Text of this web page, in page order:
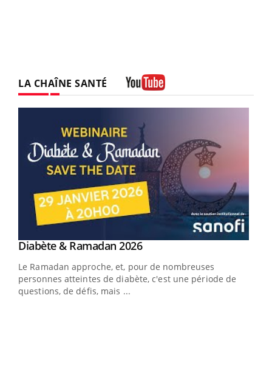
LA CHAÎNE SANTÉ
Youtube
Diabète & Ramadan 2026Youtube
Le Ramadan approche, et, pour de nombreuses
personnes atteintes de diabète, c'est une période de
questions, de défis, mais ...
Youtube
Un « jumeau numérique » pour faciliter l’accès
Un établissement lié à un groupe mutualiste innove en
matière de bilan de santé : l'utilisation d'un « jumeau